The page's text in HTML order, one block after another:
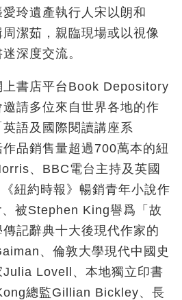
玲遺產執行人宋以朗和
周潔茹，親臨現場或以視像
深度交流。
上書店平台Book Depository
請多位來自世界各地的作
語及國際閱讀講座系
品銷售量超過700萬本的紐
、BBC電台主持及英國
紐約時報》暢銷青年小說作
被Stephen King譽爲「故
記辭典十大後現代作家的
、倫敦大學現代中國史
Julia Lovell、本地獨立印書
總監Gillian Bickley、長